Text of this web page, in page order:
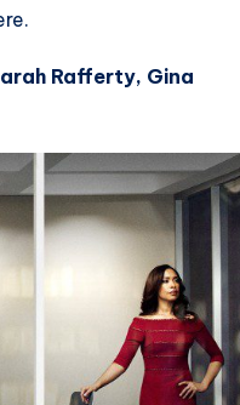
Rafferty, Gina